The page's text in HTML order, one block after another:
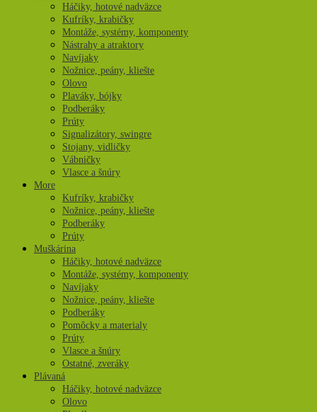
Háčiky, hotové nadväzce
Kufríky, krabičky
Montáže, systémy, komponenty
Nástrahy a atraktory
Navíjaky
Nožnice, peány, kliešte
Olovo
Plaváky, bójky
Podberáky
Prúty
Signalizátory, swingre
Stojany, vidličky
Vábničky
Vlasce a šnúry
More
Kufríky, krabičky
Nožnice, peány, kliešte
Podberáky
Prúty
Muškárina
Háčiky, hotové nadväzce
Montáže, systémy, komponenty
Navíjaky
Nožnice, peány, kliešte
Podberáky
Pomôcky a materialy
Prúty
Vlasce a šnúry
Ostatné, zveráky
Plávaná
Háčiky, hotové nadväzce
Olovo